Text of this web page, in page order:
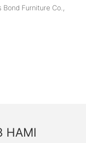
Bond Furniture Co.,
НАМІ